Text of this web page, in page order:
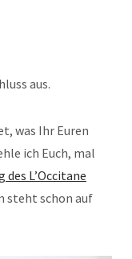
aus.
was Ihr Euren
ich Euch, mal
L’Occitane
steht schon auf